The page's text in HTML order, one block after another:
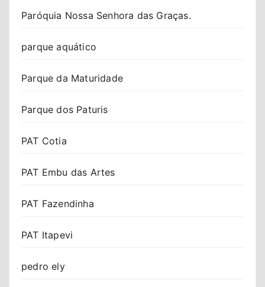
Paróquia Nossa Senhora das Graças.
parque aquático
Parque da Maturidade
Parque dos Paturis
PAT Cotia
PAT Embu das Artes
PAT Fazendinha
PAT Itapevi
pedro ely